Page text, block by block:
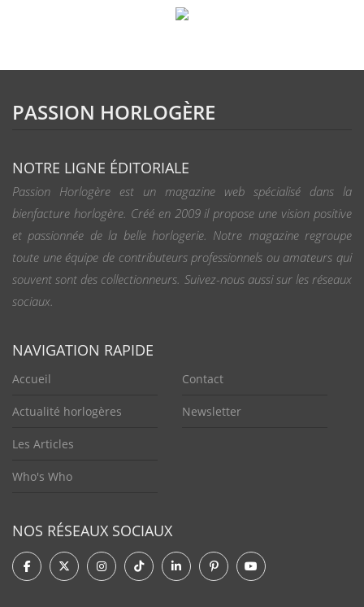
PASSION HORLOGÈRE
NOTRE LIGNE ÉDITORIALE
Passion Horlogère est un magazine web spécialisé dans la
bienfacture horlogère. Créé en 2009 il propose une vision positive
et passionnée de la belle horlogerie. Notre magazine regroupe
toute une équipe de contributeurs professionnels ou amateurs qui
souvent sont des collectionneurs. Suivez-nous aussi sur les réseaux
sociaux.
NAVIGATION RAPIDE
Accueil
Actualité horlogères
Les Articles
Who's Who
Contact
Newsletter
NOS RÉSEAUX SOCIAUX